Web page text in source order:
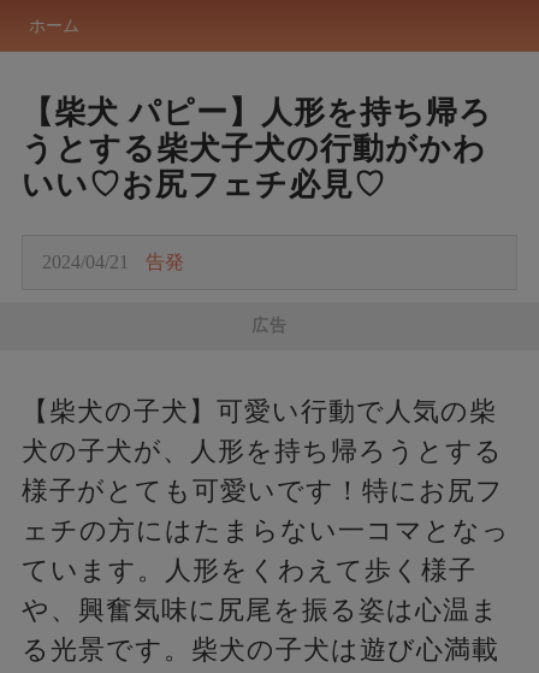
ホーム
【柴犬 パピー】人形を持ち帰ろ
うとする柴犬子犬の行動がかわ
いい♡お尻フェチ必見♡
2024/04/21 告発
広告
【柴犬の子犬】可愛い行動で人気の柴
犬の子犬が、人形を持ち帰ろうとする
様子がとても可愛いです！特にお尻フ
ェチの方にはたまらない一コマとなっ
ています。人形をくわえて歩く様子
や、興奮気味に尻尾を振る姿は心温ま
る光景です。柴犬の子犬は遊び心満載